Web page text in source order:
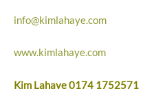
info@kimlahaye.com
www.kimlahaye.com
Kim Lahaye 0174 1752571